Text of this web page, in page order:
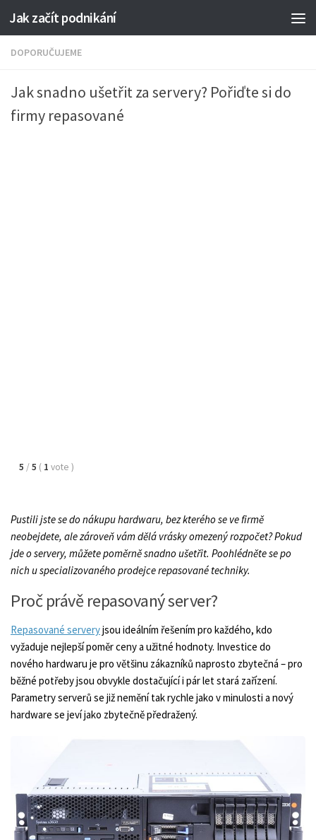
Jak začít podnikání
DOPORUČUJEME
Jak snadno ušetřit za servery? Pořiďte si do
firmy repasované
5 /5 ( 1 vote )
Pustili jste se do nákupu hardwaru, bez kterého se ve firmě
neobejdete, ale zároveň vám dělá vrásky omezený rozpočet? Pokud
jde o servery, můžete poměrně snadno ušetřit. Poohlédněte se po
nich u specializovaného prodejce repasované techniky.
Proč právě repasovaný server?
Repasované serveryjsou ideálním řešením pro každého, kdo
vyžaduje nejlepší poměr ceny a užitné hodnoty. Investice do
nového hardwaru je pro většinu zákazníků naprosto zbytečná – pro
běžné potřeby jsou obvykle dostačující i pár let stará zařízení.
Parametry serverů se již nemění tak rychle jako v minulosti a nový
hardware se jeví jako zbytečně předražený.